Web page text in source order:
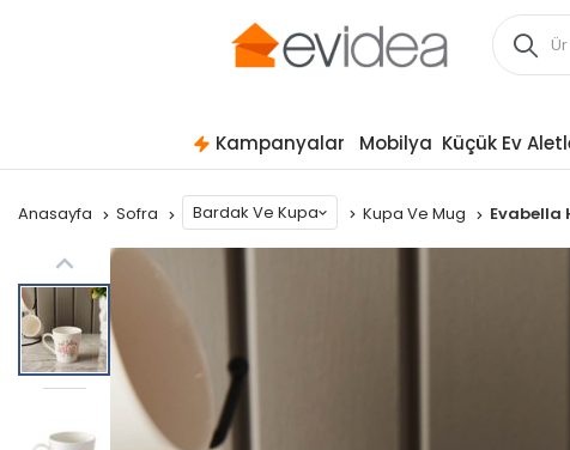
Kampanyalar Mobilya Küçük Ev
Anasayfa Sofra Bardak Ve Kupa Kupa Ve Mug Evabella